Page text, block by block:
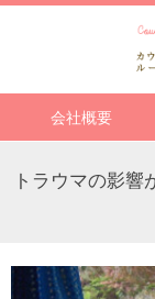
会社概要
トラウマの影響